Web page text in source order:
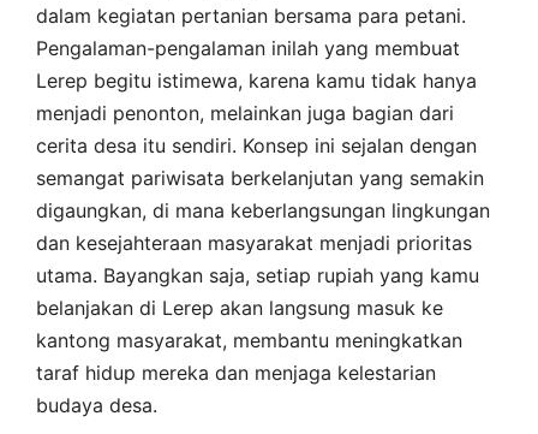
dalam kegiatan pertanian bersama para petani.
Pengalaman-pengalaman inilah yang membuat
Lerep begitu istimewa, karena kamu tidak hanya
menjadi penonton, melainkan juga bagian dari
cerita desa itu sendiri. Konsep ini sejalan dengan
semangat pariwisata berkelanjutan yang semakin
digaungkan, di mana keberlangsungan lingkungan
dan kesejahteraan masyarakat menjadi prioritas
utama. Bayangkan saja, setiap rupiah yang kamu
belanjakan di Lerep akan langsung masuk ke
kantong masyarakat, membantu meningkatkan
taraf hidup mereka dan menjaga kelestarian
budaya desa.